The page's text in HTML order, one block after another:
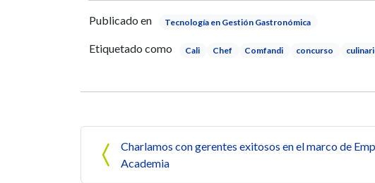
Publicado en Tecnología en Gestión Gastronómica
Etiquetado como Cali Chef Comfandi concurso
Navegación de entradas
Charlamos con gerentes exitosos en el marco de
Academia